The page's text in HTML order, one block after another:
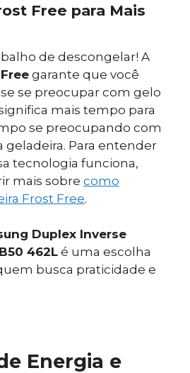
Free para Mais
de descongelar! A
garante que você
se preocupar com gelo
mais tempo para
se preocupando com
geladeira. Para entender
tecnologia funciona,
mais sobre como
Frost Free.
Duplex Inverse
462L é uma escolha
busca praticidade e
Energia e